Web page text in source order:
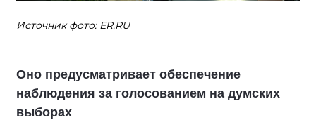
Источник фото: ER.RU
Оно предусматривает обеспечение
наблюдения за голосованием на думских
выборах